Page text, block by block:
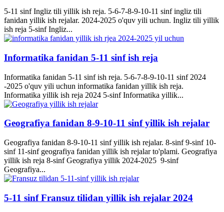
5-11 sinf Ingliz tili yillik ish reja. 5-6-7-8-9-10-11 sinf ingliz tili
fanidan yillik ish rejalar. 2024-2025 o'quv yili uchun. Ingliz tili yillik
ish reja 5-sinf Ingliz...
Informatika fanidan 5-11 sinf ish reja
Informatika fanidan 5-11 sinf ish reja. 5-6-7-8-9-10-11 sinf 2024
-2025 o'quv yili uchun informatika fanidan yillik ish reja.
Informatika yillik ish reja 2024 5-sinf Informatika yillik...
Geografiya fanidan 8-9-10-11 sinf yillik ish rejalar
Geografiya fanidan 8-9-10-11 sinf yillik ish rejalar. 8-sinf 9-sinf 10-
sinf 11-sinf geografiya fanidan yillik ish rejalar to'plami. Geografiya
yillik ish reja 8-sinf Geografiya yillik 2024-2025 9-sinf
Geografiya...
5-11 sinf Fransuz tilidan yillik ish rejalar 2024